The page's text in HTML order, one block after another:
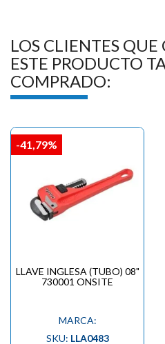
LOS CLIENTES
ESTE PRODUCTO
COMPRADO:
LLAVE INGLESA (TUBO) 08"
730001 ONSITE
MARCA:
SKU: LLA0483
-41,79%